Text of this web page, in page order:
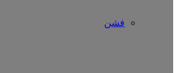
فشن